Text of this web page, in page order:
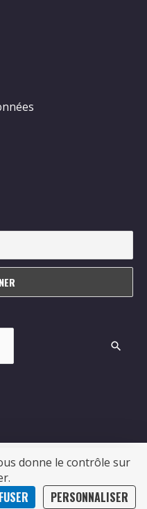
donne le contrôle sur
PERSONNALISER
| Propulsé par Soluris